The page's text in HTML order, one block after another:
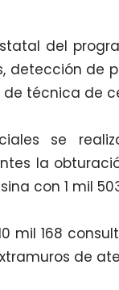
del
detección de
de técnica de
se
la
con 1 mil
mil 168
de